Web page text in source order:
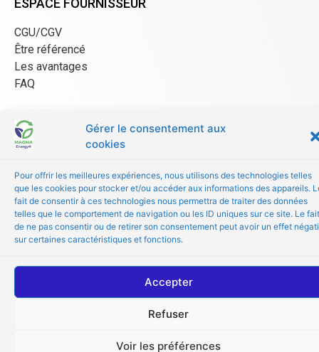
Gérer le consentement aux
cookies
Pour offrir les meilleures expériences, nous utilisons des technologies telles
que les cookies pour stocker et/ou accéder aux informations des appareils.
fait de consentir à ces technologies nous permettra de traiter des données
telles que le comportement de navigation ou les ID uniques sur ce site. Le fait
de ne pas consentir ou de retirer son consentement peut avoir un effet
sur certaines caractéristiques et fonctions.
Accepter
Refuser
Voir les préférences
ESPACE FOURNISSEUR
CGU/CGV
Être référencé
Les avantages
FAQ